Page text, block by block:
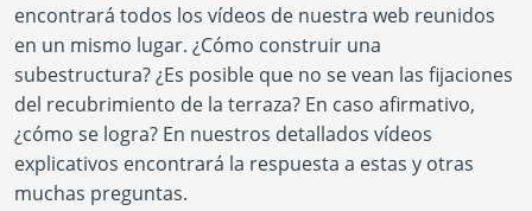
encontrará todos los vídeos de nuestra web reunidos
en un mismo lugar. ¿Cómo construir una
subestructura? ¿Es posible que no se vean las fijaciones
del recubrimiento de la terraza? En caso afirmativo,
¿cómo se logra? En nuestros detallados vídeos
explicativos encontrará la respuesta a estas y otras
muchas preguntas.